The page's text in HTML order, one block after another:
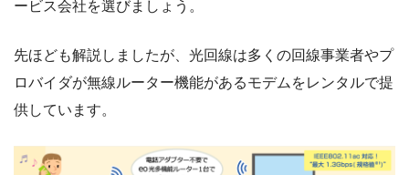
ービス会社を選びましょう。
先ほども解説しましたが、光回線は多くの回線事業者やプ
ロバイダが無線ルーター機能があるモデムをレンタルで提
供しています。